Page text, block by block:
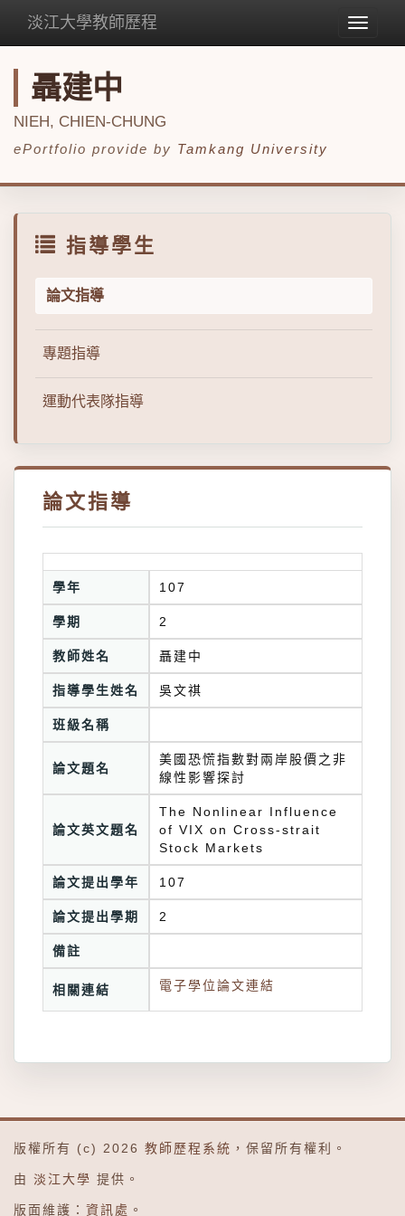
Toggle
淡江大學教師歷程
聶建中
NIEH, CHIEN-CHUNG
ePortfolio provide by Tamkang University
指導學生
論文指導
專題指導
運動代表隊指導
論文指導
學年 107
學期 2
教師姓名 聶建中
指導學生姓名 吳文祺
班級名稱
論文題名
美國恐慌指數對兩岸股價之非
線性影響探討
論文英文題名
The Nonlinear Influence
of VIX on Cross-strait
Stock Markets
論文提出學年 107
論文提出學期 2
備註
相關連結 電子學位論文連結
版權所有 (c) 2026 教師歷程系統 ，保留所有權利。
由 淡江大學 提供。
版面維護： 資訊處 。